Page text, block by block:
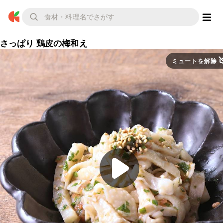
さっぱり 鶏皮の梅和え
ミュートを解除